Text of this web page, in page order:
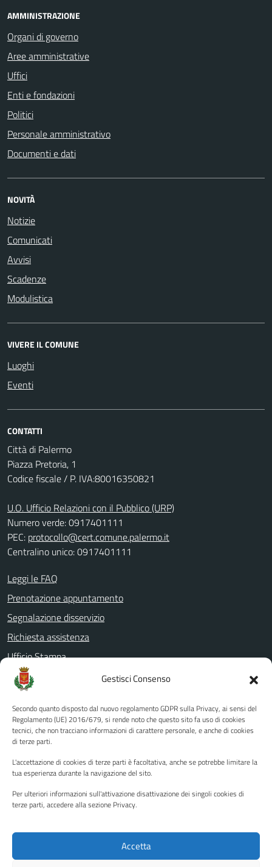
Gestisci Consenso
Secondo quanto disposto dal nuovo regolamento GDPR sulla Privacy, ai sensi del
Regolamento (UE) 2016/679, si rende noto che questo sito fa uso di cookies
tecnici, che non tracciano informazioni di carattere personale, e anche di cookies
di terze parti.
L'accettazione di cookies di terze parti è facoltativa, anche se potrebbe limitare la
tua esperienza durante la navigazione del sito.
Per ulteriori informazioni sull'attivazione disattivazione dei singoli cookies di
terze parti, accedere alla sezione Privacy.
Accetta
AMMINISTRAZIONE
Organi di governo
Aree amministrative
Uffici
Enti e fondazioni
Politici
Personale amministrativo
Documenti e dati
NOVITÀ
Notizie
Comunicati
Avvisi
Scadenze
Modulistica
VIVERE IL COMUNE
Luoghi
Eventi
CONTATTI
Città di Palermo
Piazza Pretoria, 1
Codice fiscale / P. IVA:80016350821
U.O. Ufficio Relazioni con il Pubblico (URP)
Numero verde: 0917401111
PEC: protocollo@cert.comune.palermo.it
Centralino unico: 0917401111
Leggi le FAQ
Prenotazione appuntamento
Segnalazione disservizio
Richiesta assistenza
Ufficio Stampa
Amministrazione Trasparente
Albo pretorio
Informativa privacy
Note legali
Piano di miglioramento del sito
Instagram